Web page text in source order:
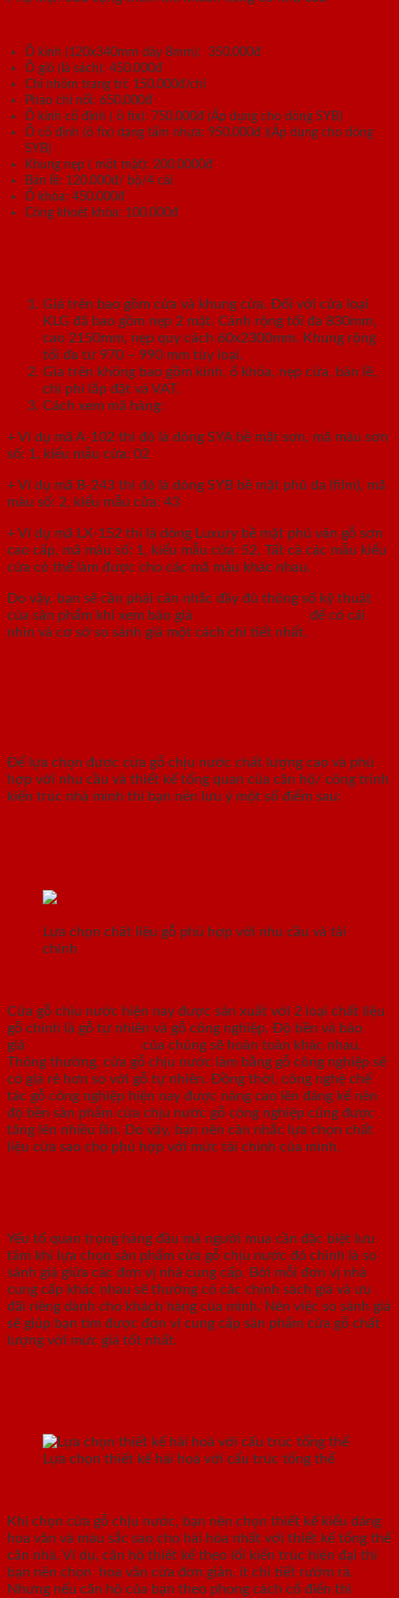
Ô kính (120x340mm dày 8mm): 350.000đ
Ô gió (lá sách): 450.000đ
Chỉ nhôm trang trí: 150.000đ/chỉ
Phào chỉ nổi: 650.000đ
Ô kính cố định ( ô fix): 750.000đ (Áp dụng cho dòng SYB)
Ô cố định (ô fix) dạng tấm nhựa: 950.000đ )(Áp dụng cho dòng
SYB)
Khung nẹp ( một mặt): 200.0000đ
Bản lề: 120.000đ/ bộ/4 cái
Ổ khóa: 450.000đ
Công khoét khóa: 100.000đ
Giá trên bao gồm cửa và khung cửa. Đối với cửa loại
KLG đã bao gồm nẹp 2 mặt. Cánh rộng tối đa 830mm,
cao 2150mm, nẹp quy cách 60x2300mm. Khung rộng
tối đa từ 970 – 990 mm tùy loại.
Gía trên không bao gồm kính, ổ khóa, nẹp cửa, bản lề,
chi phí lắp đặt và VAT.
Cách xem mã hàng:
+ Ví dụ mã A-102 thì đó là dòng SYA bề mặt sơn, mã màu sơn
số: 1, kiểu mẫu cửa: 02
+ Ví dụ mã B-243 thì đó là dòng SYB bề mặt phủ da (film), mã
màu số: 2, kiểu mẫu cửa: 43
+ Ví dụ mã LX-152 thì là dòng Luxury bề mặt phủ vân gỗ sơn
cao cấp, mã màu số: 1, kiểu mẫu cửa: 52. Tất cả các mẫu kiểu
cửa có thể làm được cho các mã màu khác nhau.
Do vậy, bạn sẽ cần phải cân nhắc đầy đủ thông số kỹ thuật
của sản phẩm khi xem báo giá
để có cái
nhìn và cơ sở so sánh giá một cách chi tiết nhất.
Để lựa chọn được cửa gỗ chịu nước chất lượng cao và phù
hợp với nhu cầu và thiết kế tổng quan của căn hộ/ công trình
kiến trúc nhà mình thì bạn nên lưu ý một số điểm sau:
Lựa chọn chất liệu gỗ phù hợp với nhu cầu và tài
chính
Cửa gỗ chịu nước hiện nay được sản xuất với 2 loại chất liệu
gỗ chính là gỗ tự nhiên và gỗ công nghiệp. Độ bền và báo
giá
của chúng sẽ hoàn toàn khác nhau.
Thông thường, cửa gỗ chịu nước làm bằng gỗ công nghiệp sẽ
có giá rẻ hơn so với gỗ tự nhiên. Đồng thời, công nghệ chế
tác gỗ công nghiệp hiện nay được nâng cao lên đáng kể nên
độ bền sản phẩm cửa chịu nước gỗ công nghiệp cũng được
tăng lên nhiều lần. Do vậy, bạn nên cân nhắc lựa chọn chất
liệu cửa sao cho phù hợp với mức tài chính của mình.
Yếu tố quan trọng hàng đầu mà người mua cần đặc biệt lưu
tâm khi lựa chọn sản phẩm cửa gỗ chịu nước đó chính là so
sánh giá giữa các đơn vị nhà cung cấp. Bởi mỗi đơn vị nhà
cung cấp khác nhau sẽ thường có các chính sách giá và ưu
đãi riêng dành cho khách hàng của mình. Nên việc so sánh giá
sẽ giúp bạn tìm được đơn vị cung cấp sản phẩm cửa gỗ chất
lượng với mức giá tốt nhất.
Lựa chọn thiết kế hài hoà với cấu trúc tổng thể
Khi chọn cửa gỗ chịu nước, bạn nên chọn thiết kế kiểu dáng
hoa văn và màu sắc sao cho hài hòa nhất với thiết kế tổng thể
căn nhà. Ví dụ, căn hộ thiết kế theo lối kiến trúc hiện đại thì
bạn nên chọn hoa văn cửa đơn giản, ít chi tiết rườm rà.
Nhưng nếu căn hộ của bạn theo phong cách cổ điển thì